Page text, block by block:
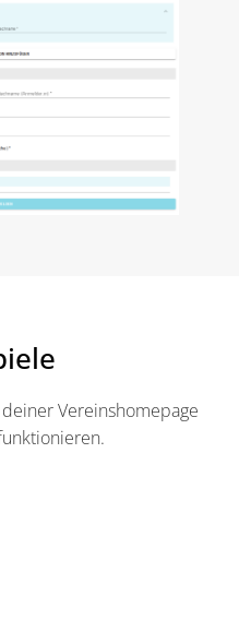
Vereinshomepage